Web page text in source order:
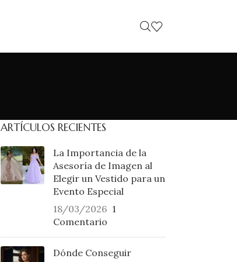
ARTÍCULOS RECIENTES
La Importancia de la
Asesoría de Imagen al
Elegir un Vestido para un
Evento Especial
18/03/2026 1
Comentario
Dónde Conseguir